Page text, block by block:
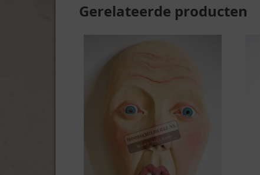
Gerelateerde producten